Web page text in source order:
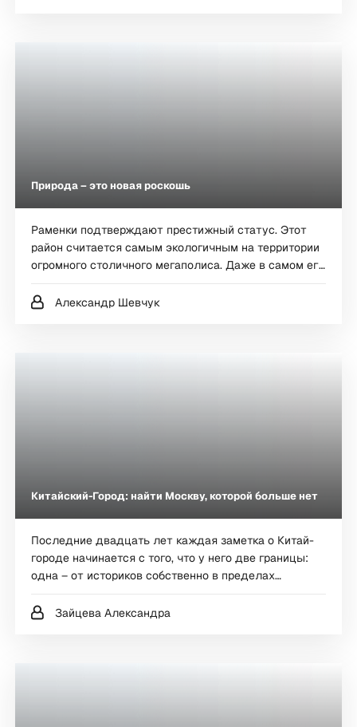
Природа – это новая роскошь
Раменки подтверждают престижный статус. Этот
район считается самым экологичным на территории
огромного столичного мегаполиса. Даже в самом его
ведь «раменье» означает густой дремучий лес.
Александр Шевчук
Китайский-Город: найти Москву, которой больше нет
Последние двадцать лет каждая заметка о Китай-
городе начинается с того, что у него две границы:
одна – от историков собственно в пределах
включающая ещё и большую часть Белого города.
Зайцева Александра